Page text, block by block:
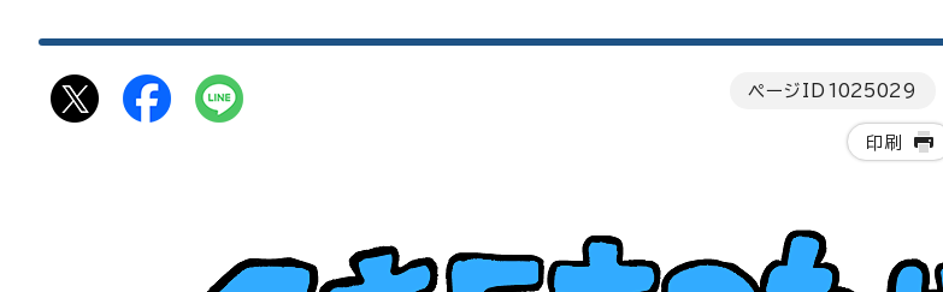
ページID 1025029
印刷